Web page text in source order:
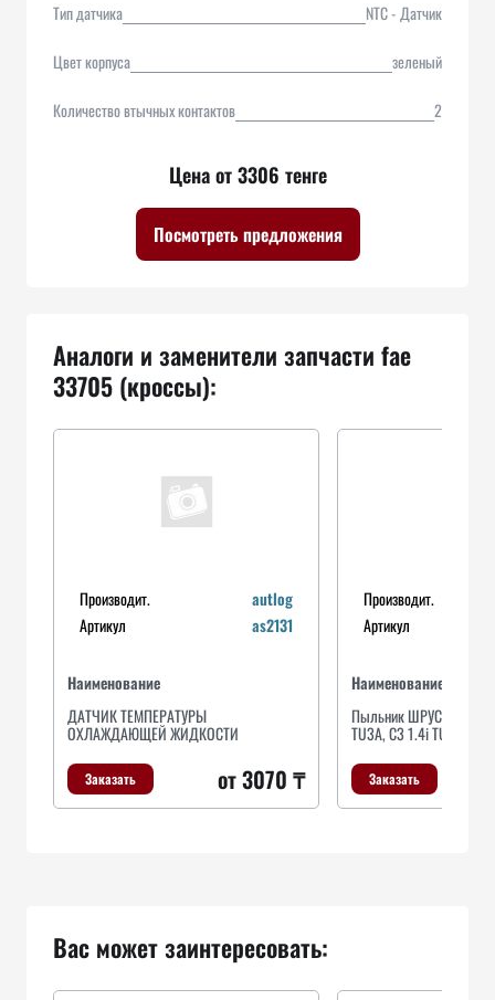
Тип датчика NTC - Датчик
Цвет корпуса зеленый
Количество втычных контактов 2
Цена от 3306 тенге
Посмотреть предложения
Аналоги и заменители запчасти fae
33705 (кроссы):
Производит.
autlog
Артикул
as2131
Наименование
ДАТЧИК ТЕМПЕРАТУРЫ
ОХЛАЖДАЮЩЕЙ ЖИДКОСТИ
Заказать от 3070 ₸
Производит.
Артикул
Наименование
Пыльник ШРУСа
TU3A, C3 1.4i TU3JP
Заказать
Вас может заинтересовать: